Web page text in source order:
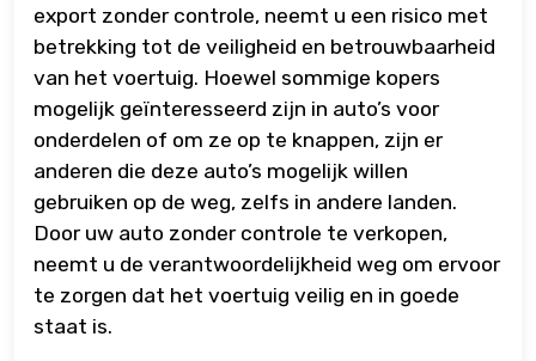
export zonder controle, neemt u een risico met
betrekking tot de veiligheid en betrouwbaarheid
van het voertuig. Hoewel sommige kopers
mogelijk geïnteresseerd zijn in auto’s voor
onderdelen of om ze op te knappen, zijn er
anderen die deze auto’s mogelijk willen
gebruiken op de weg, zelfs in andere landen.
Door uw auto zonder controle te verkopen,
neemt u de verantwoordelijkheid weg om ervoor
te zorgen dat het voertuig veilig en in goede
staat is.